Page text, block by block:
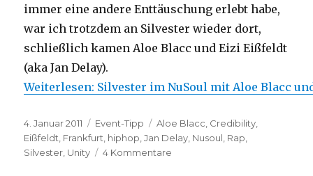
immer eine andere Enttäuschung erlebt habe,
war ich trotzdem an Silvester wieder dort,
schließlich kamen Aloe Blacc und Eizi Eißfeldt
(aka Jan Delay).
Weiterlesen: Silvester im NuSoul mit Aloe Blacc
Veröffentlicht
am
4. Januar 2011 Kategorien
Event-Tipp Schlagwörter
Aloe Blacc Credibility
Eißfeldt Frankfurt hiphop ,Jan Delay Nusoul Rap
Silvester Unity 4 Kommentare